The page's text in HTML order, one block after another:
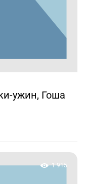
ужин, Гоша
1 915